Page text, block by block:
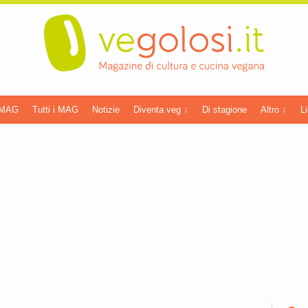
Tutti i MAG Notizie Diventa veg ↓ Di stagione Altro ↓